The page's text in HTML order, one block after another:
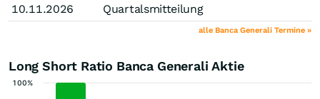
10.11.2026
Quartalsmitteilung
alle Banca Generali Termine »
Long Short Ratio Banca Generali Aktie
100%